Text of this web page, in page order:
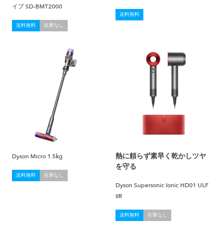
イプ SD-BMT2000
送料無料 在庫なし
送料無料
Dyson Micro 1.5kg
送料無料 在庫なし
熱に頼らず素早く乾かしツヤ
を守る
Dyson Supersonic Ionic HD01 ULF
IIR
送料無料 在庫なし